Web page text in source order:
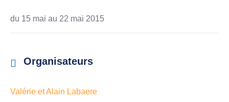
du 15 mai au 22 mai 2015
Organisateurs
Valérie et Alain Labaere